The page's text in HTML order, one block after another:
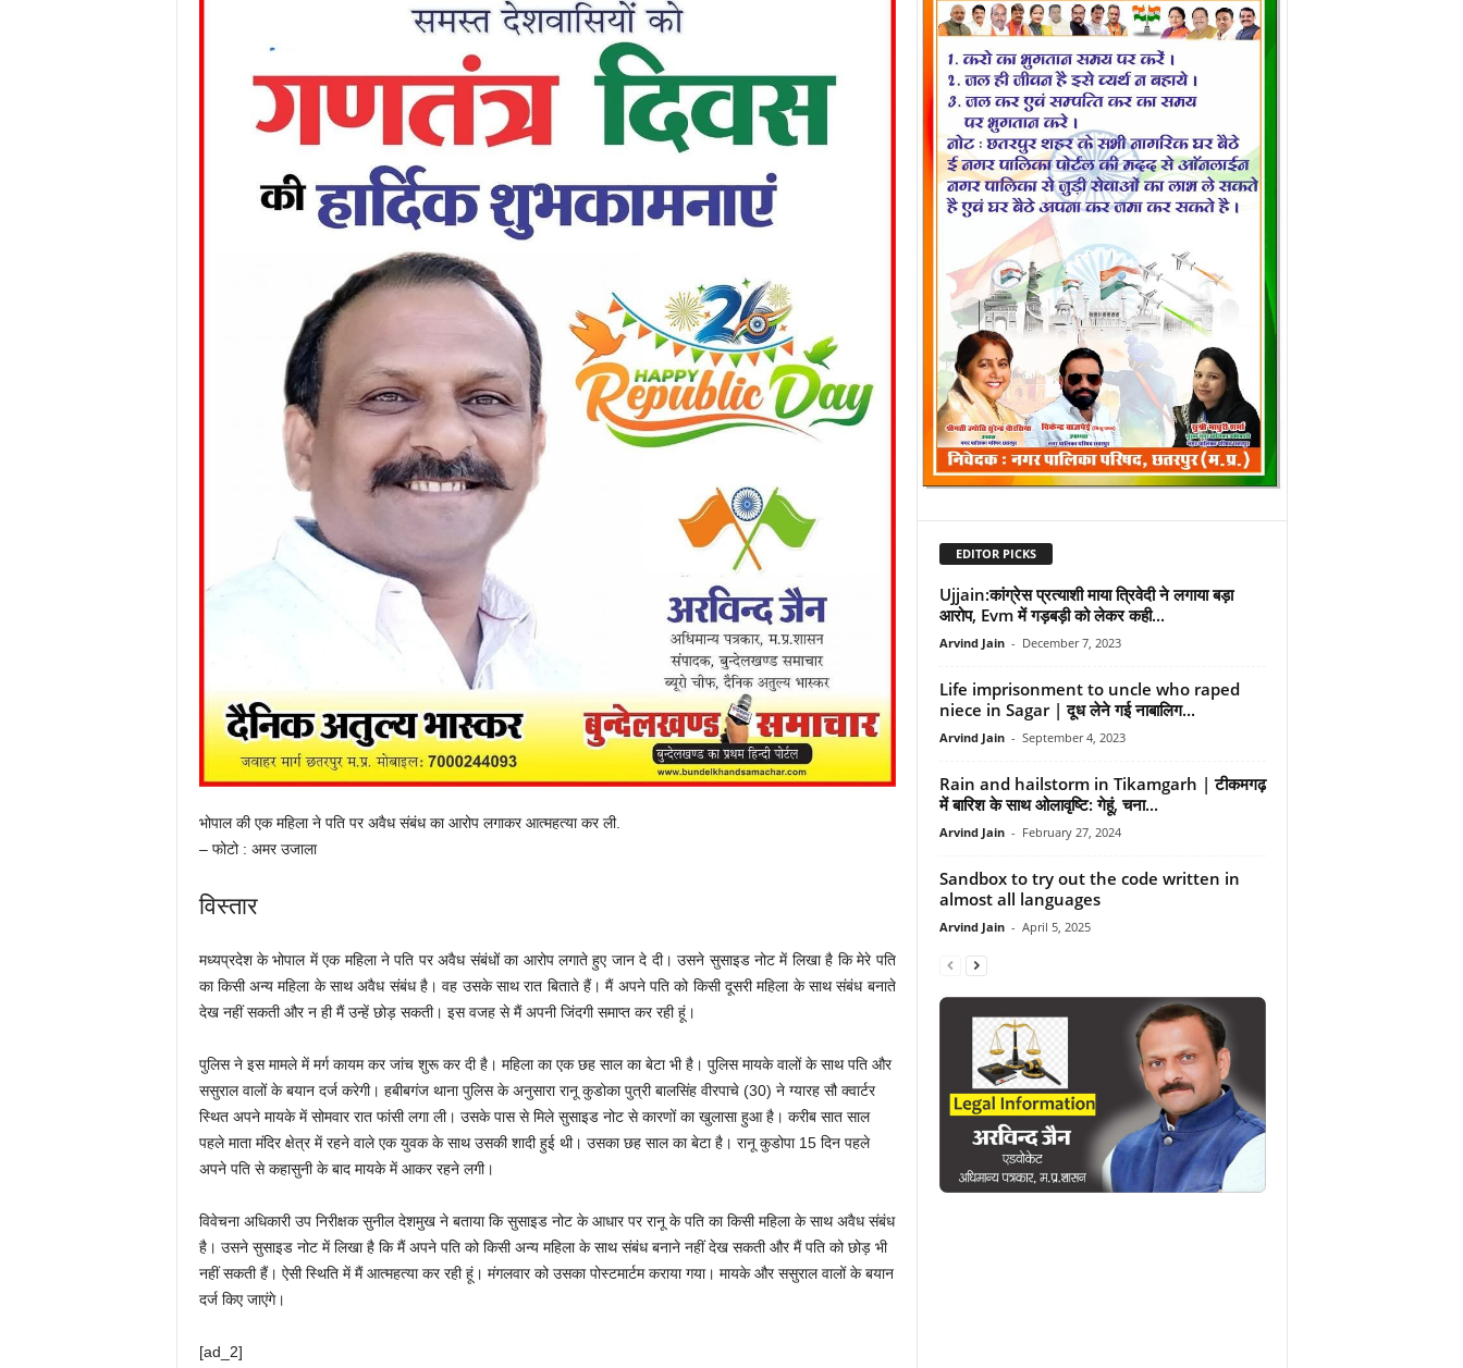
भोपाल की एक महिला ने पति पर अवैध संबंध का आरोप लगाकर आत्महत्या कर ली.
– फोटो : अमर उजाला
विस्तार
मध्यप्रदेश के भोपाल में एक महिला ने पति पर अवैध संबंधों का आरोप लगाते हुए जान दे दी। उसने सुसाइड नोट में लिखा है कि मेरे पति
का किसी अन्य महिला के साथ अवैध संबंध है। वह उसके साथ रात बिताते हैं। मैं अपने पति को किसी दूसरी महिला के साथ संबंध बनाते
देख नहीं सकती और न ही मैं उन्हें छोड़ सकती। इस वजह से मैं अपनी जिंदगी समाप्त कर रही हूं।
पुलिस ने इस मामले में मर्ग कायम कर जांच शुरू कर दी है। महिला का एक छह साल का बेटा भी है। पुलिस मायके वालों के साथ पति और
ससुराल वालों के बयान दर्ज करेगी। हबीबगंज थाना पुलिस के अनुसारा रानू कुडोका पुत्री बालसिंह वीरपाचे (30) ने ग्यारह सौ क्वार्टर
स्थित अपने मायके में सोमवार रात फांसी लगा ली। उसके पास से मिले सुसाइड नोट से कारणों का खुलासा हुआ है। करीब सात साल
पहले माता मंदिर क्षेत्र में रहने वाले एक युवक के साथ उसकी शादी हुई थी। उसका छह साल का बेटा है। रानू कुडोपा 15 दिन पहले
अपने पति से कहासुनी के बाद मायके में आकर रहने लगी।
विवेचना अधिकारी उप निरीक्षक सुनील देशमुख ने बताया कि सुसाइड नोट के आधार पर रानू के पति का किसी महिला के साथ अवैध संबंध
है। उसने सुसाइड नोट में लिखा है कि मैं अपने पति को किसी अन्य महिला के साथ संबंध बनाने नहीं देख सकती और मैं पति को छोड़ भी
नहीं सकती हैं। ऐसी स्थिति में मैं आत्महत्या कर रही हूं। मंगलवार को उसका पोस्टमार्टम कराया गया। मायके और ससुराल वालों के बयान
दर्ज किए जाएंगे।
[ad_2]
EDITOR PICKS
Ujjain:कांग्रेस प्रत्याशी माया त्रिवेदी ने लगाया बड़ा
आरोप, Evm में गड़बड़ी को लेकर कही...
Arvind Jain - December 7, 2023
Life imprisonment to uncle who raped
niece in Sagar | दूध लेने गई नाबालिग...
Arvind Jain - September 4, 2023
Rain and hailstorm in Tikamgarh | टीकमगढ़
में बारिश के साथ ओलावृष्टि: गेहूं, चना...
Arvind Jain - February 27, 2024
Sandbox to try out the code written in
almost all languages
Arvind Jain - April 5, 2025